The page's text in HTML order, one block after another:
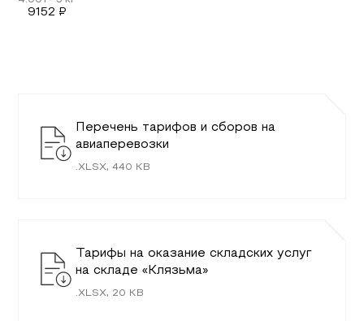
9152 ₽
Перечень тарифов и сборов на
авиаперевозки
. XLSX,440 KB
Тарифы на оказание складских услуг
на складе «Клязьма»
. XLSX, 20 KB